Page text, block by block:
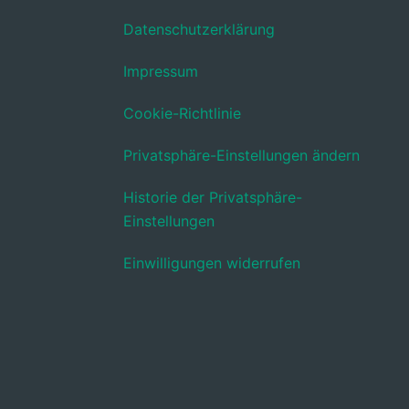
Datenschutzerklärung
Impressum
Cookie-Richtlinie
Privatsphäre-Einstellungen ändern
Historie der Privatsphäre-
Einstellungen
Einwilligungen widerrufen